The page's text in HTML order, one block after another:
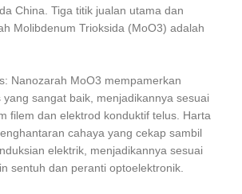
China. Tiga titik jualan utama dan
Molibdenum Trioksida (MoO3) adalah
Nanozarah MoO3 mempamerkan
yang sangat baik, menjadikannya sesuai
filem dan elektrod konduktif telus. Harta
cahaya yang cekap sambil
elektrik, menjadikannya sesuai
sentuh dan peranti optoelektronik.